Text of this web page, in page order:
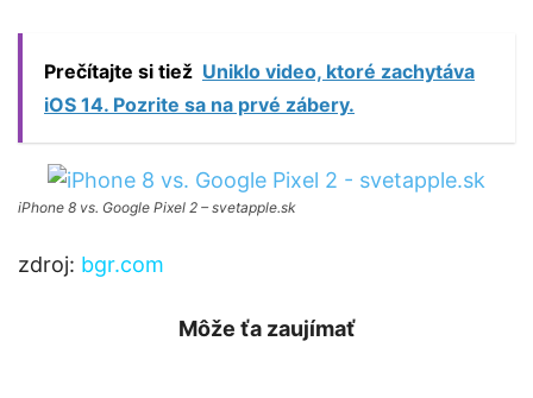
Prečítajte si tiež Uniklo video, ktoré zachytáva
iOS 14. Pozrite sa na prvé zábery.
iPhone 8 vs. Google Pixel 2 – svetapple.sk
zdroj: bgr.com
Môže ťa zaujímať